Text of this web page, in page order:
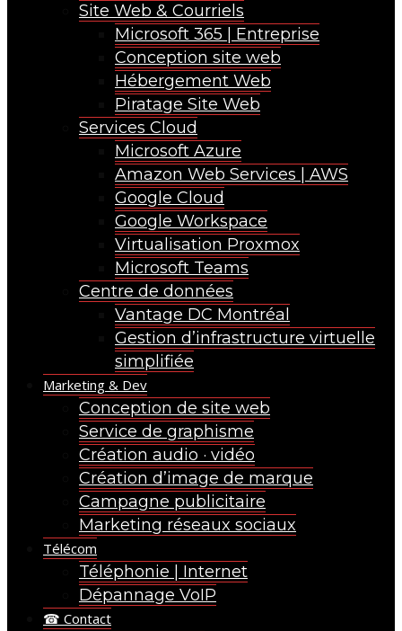
Site Web & Courriels
Microsoft 365 | Entreprise
Conception site web
Hébergement Web
Piratage Site Web
Services Cloud
Microsoft Azure
Amazon Web Services | AWS
Google Cloud
Google Workspace
Virtualisation Proxmox
Microsoft Teams
Centre de données
Vantage DC Montréal
Gestion d’infrastructure virtuelle
simplifiée
Marketing & Dev
Conception de site web
Service de graphisme
Création audio · vidéo
Création d’image de marque
Campagne publicitaire
Marketing réseaux sociaux
Télécom
Téléphonie | Internet
Dépannage VoIP
☎ Contact